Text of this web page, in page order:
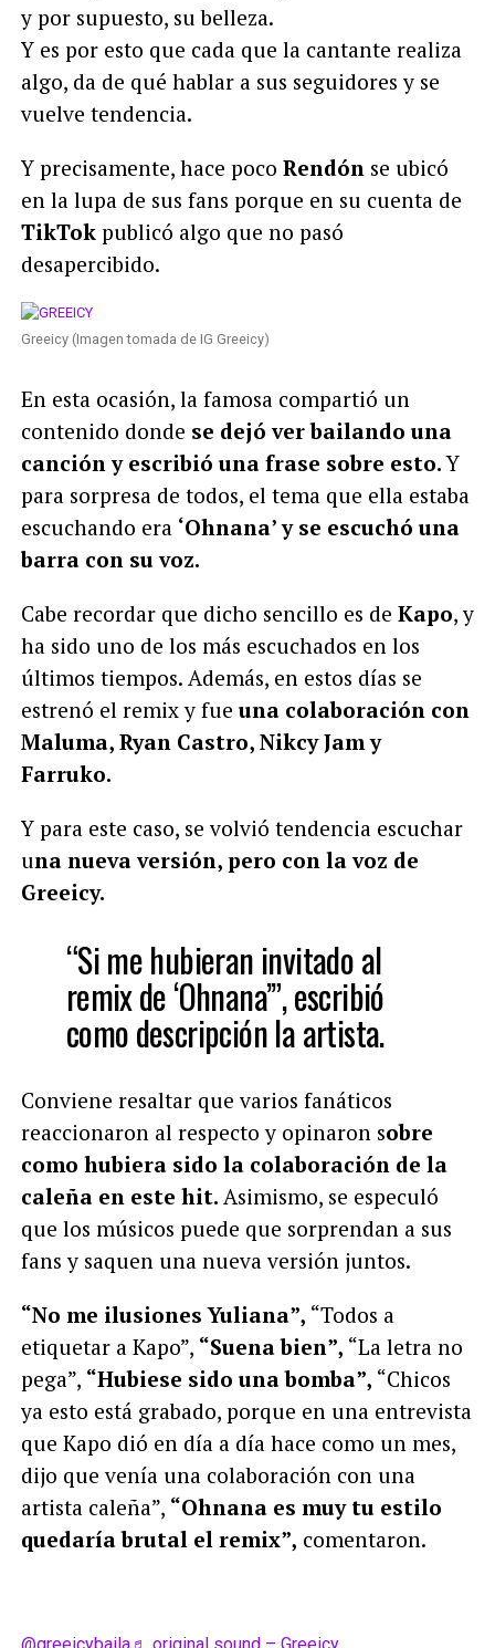
y por supuesto, su belleza.
Y es por esto que cada que la cantante realiza
algo, da de qué hablar a sus seguidores y se
vuelve tendencia.
Y precisamente, hace poco Rendón se ubicó
en la lupa de sus fans porque en su cuenta de
TikTokpublicó algo que no pasó
desapercibido.
Greeicy (Imagen tomada de IG Greeicy)
En esta ocasión, la famosa compartió un
contenido donde se dejó ver bailando una
canción y escribió una frase sobre esto.Y
para sorpresa de todos, el tema que ella estaba
escuchando era ‘Ohnana’ y se escuchó una
barra con su voz.
Cabe recordar que dicho sencillo es de Kapo, y
ha sido uno de los más escuchados en los
últimos tiempos. Además, en estos días se
estrenó el remix y fue una colaboración con
Maluma, Ryan Castro, Nikcy Jam y
Farruko.
Y para este caso, se volvió tendencia escuchar
una nueva versión, pero con la voz de
Greeicy.
“Si me hubieran invitado al
remix de ‘Ohnana’”, escribió
como descripción la artista.
Conviene resaltar que varios fanáticos
reaccionaron al respecto y opinaron sobre
como hubiera sido la colaboración de la
caleña en este hit. Asimismo, se especuló
que los músicos puede que sorprendan a sus
fans y saquen una nueva versión juntos.
“No me ilusiones Yuliana”, “Todos a
etiquetar a Kapo”, “Suena bien”, “La letra no
pega”, “Hubiese sido una bomba”, “Chicos
ya esto está grabado, porque en una entrevista
que Kapo dió en día a día hace como un mes,
dijo que venía una colaboración con una
artista caleña”, “Ohnana es muy tu estilo
quedaría brutal el remix”, comentaron.